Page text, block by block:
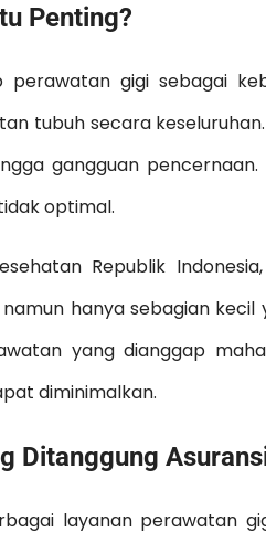
Penting?
gigi sebagai
tubuh secara
gangguan
optimal.
Republik
hanya sebagian
yang dianggap
diminimalkan.
Ditanggung
layanan perawatan